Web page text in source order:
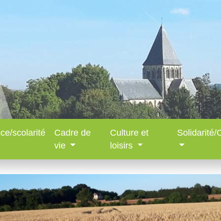
scolarité
Cadre de
vie
Culture et
loisirs
Solidarité/